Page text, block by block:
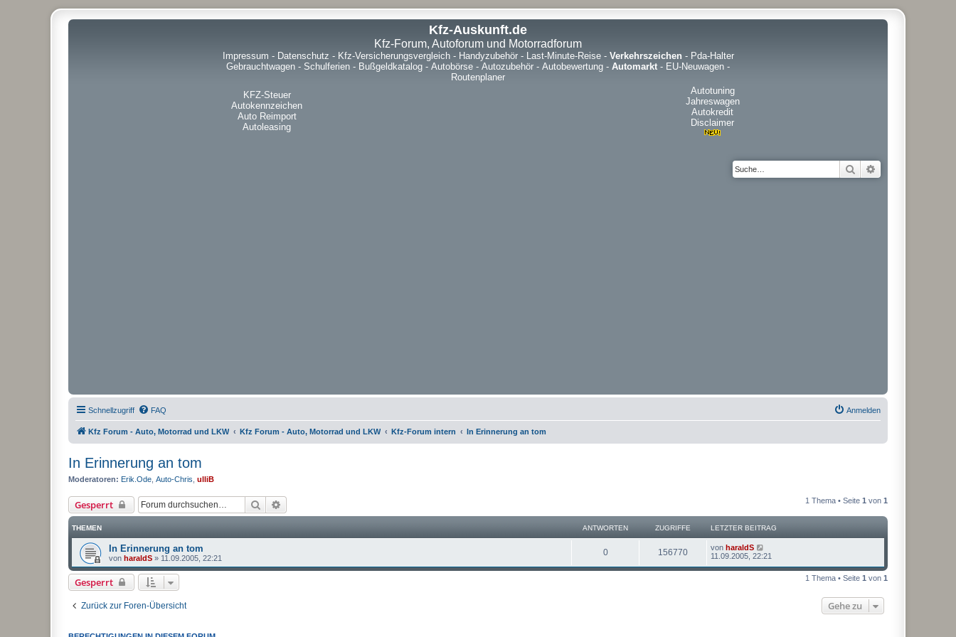
Kfz-Auskunft.de
Kfz-Forum, Autoforum und Motorradforum
Impressum - Datenschutz - Kfz-Versicherungsvergleich- Handyzubehör- Last-Minute-Reise- Verkehrszeichen- Pda-Halter
Gebrauchtwagen - Schulferien - Bußgeldkatalog - Autobörse - Autozubehör - Autobewertung - Automarkt - EU-Neuwagen -
Routenplaner
KFZ-Steuer
Autokennzeichen
Auto Reimport
Autoleasing
Autotuning
Jahreswagen
Autokredit
Disclaimer
Suche
Schnellzugriff FAQ Anmelden
Kfz Forum - Auto, Motorrad und LKW Kfz Forum - Auto, Motorrad und LKW Kfz-Forum intern In Erinnerung an tom
In Erinnerung an tom
Moderatoren: Erik.Ode Auto-Chris ulliB
Gesperrt Suche 1 Thema • Seite 1 von 1
THEMEN ANTWORTEN ZUGRIFFE LETZTER BEITRAG
In Erinnerung an tom
von haraldS » 11.09.2005, 22:21
0 156770 von haraldS
11.09.2005, 22:21
Gesperrt 1 Thema • Seite 1 von 1
Zurück zur Foren-Übersicht Gehe zu